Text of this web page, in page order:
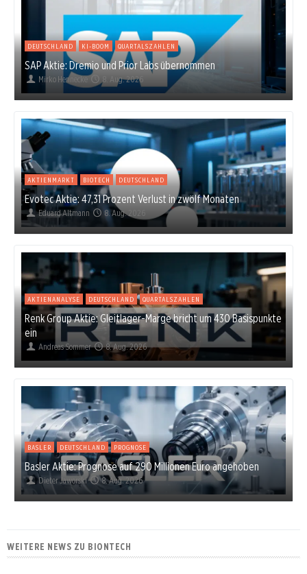
DEUTSCHLAND KI-BOOM QUARTALSZAHLEN
SAP Aktie: Dremio und Prior Labs übernommen
Mirko Hennecke 8. Aug. 2026
AKTIENMARKT BIOTECH DEUTSCHLAND
Evotec Aktie: 47,31 Prozent Verlust in zwölf Monaten
Eduard Altmann 8. Aug. 2026
AKTIENANALYSE DEUTSCHLAND QUARTALSZAHLEN
Renk Group Aktie: Gleitlager-Marge bricht um 430 Basispunkte
ein
Andreas Sommer 8. Aug. 2026
BASLER DEUTSCHLAND PROGNOSE
Basler Aktie: Prognose auf 290 Millionen Euro angehoben
Dieter Jaworski 8. Aug. 2026
WEITERE NEWS ZU BIONTECH